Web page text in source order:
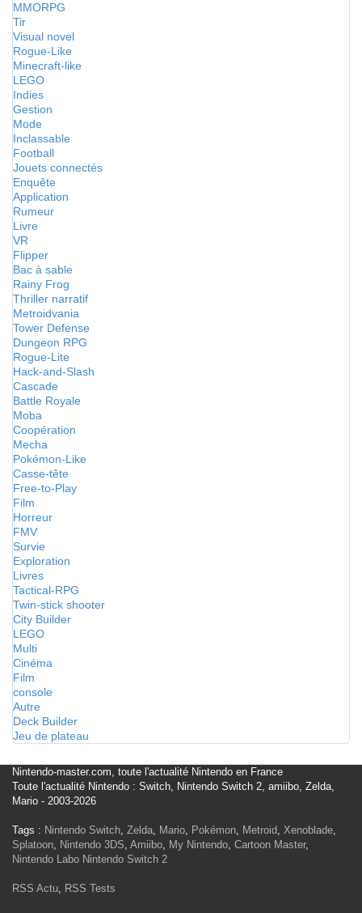
MMORPG
Tir
Visual novel
Rogue-Like
Minecraft-like
LEGO
Indies
Gestion
Mode
Inclassable
Football
Jouets connectés
Enquête
Application
Rumeur
Livre
VR
Flipper
Bac à sable
Rainy Frog
Thriller narratif
Metroidvania
Tower Defense
Dungeon RPG
Rogue-Lite
Hack-and-Slash
Cascade
Battle Royale
Moba
Coopération
Mecha
Pokémon-Like
Casse-tête
Free-to-Play
Film
Horreur
FMV
Survie
Exploration
Livres
Tactical-RPG
Twin-stick shooter
City Builder
LEGO
Multi
Cinéma
Film
console
Autre
Deck Builder
Jeu de plateau
Nintendo-master.com, toute l'actualité Nintendo en France
Toute l'actualité Nintendo : Switch, Nintendo Switch 2, amiibo, Zelda,
Mario - 2003-2026
Tags : Nintendo Switch, Zelda, Mario, Pokémon, Metroid, Xenoblade,
Splatoon, Nintendo 3DS, Amiibo, My Nintendo, Cartoon Master,
Nintendo Labo Nintendo Switch 2
RSS Actu, RSS Tests